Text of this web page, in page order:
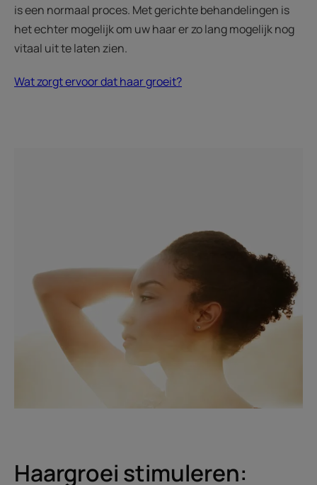
is een normaal proces. Met gerichte behandelingen is
het echter mogelijk om uw haar er zo lang mogelijk nog
vitaal uit te laten zien.
Wat zorgt ervoor dat haar groeit?
Haargroei stimuleren: